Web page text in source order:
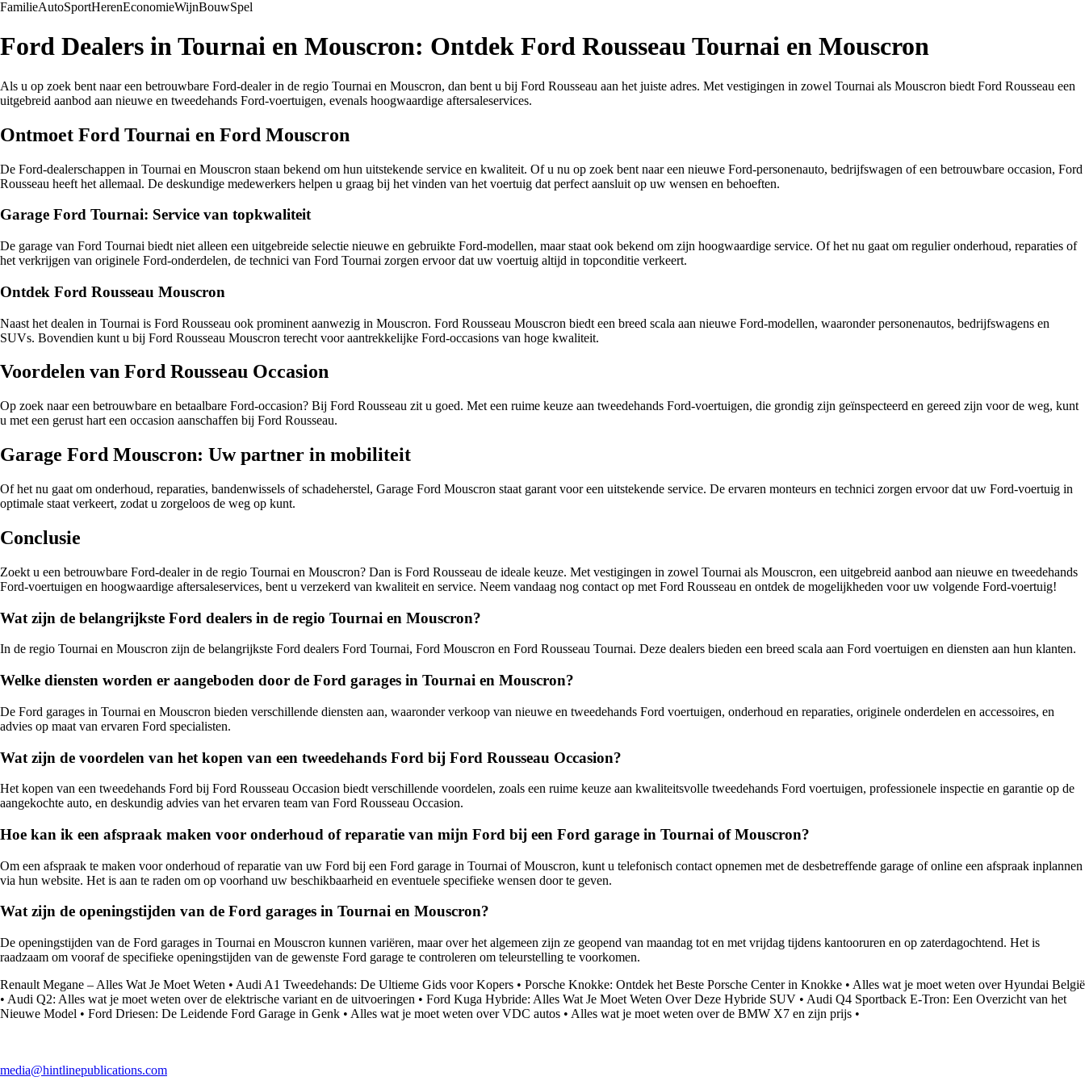
FamilieAutoSportHerenEconomieWijnBouwSpel
Ford Dealers in Tournai en Mouscron: Ontdek Ford Rousseau Tournai en Mouscron
Als u op zoek bent naar een betrouwbare Ford-dealer in de regio Tournai en Mouscron, dan bent u bij Ford Rousseau aan het juiste adres. Met vestigingen in zowel Tournai als Mouscron biedt Ford Rousseau een
uitgebreid aanbod aan nieuwe en tweedehands Ford-voertuigen, evenals hoogwaardige aftersaleservices.
Ontmoet Ford Tournai en Ford Mouscron
De Ford-dealerschappen in Tournai en Mouscron staan bekend om hun uitstekende service en kwaliteit. Of u nu op zoek bent naar een nieuwe Ford-personenauto, bedrijfswagen of een betrouwbare occasion, Ford
Rousseau heeft het allemaal. De deskundige medewerkers helpen u graag bij het vinden van het voertuig dat perfect aansluit op uw wensen en behoeften.
Garage Ford Tournai: Service van topkwaliteit
De garage van Ford Tournai biedt niet alleen een uitgebreide selectie nieuwe en gebruikte Ford-modellen, maar staat ook bekend om zijn hoogwaardige service. Of het nu gaat om regulier onderhoud, reparaties of
het verkrijgen van originele Ford-onderdelen, de technici van Ford Tournai zorgen ervoor dat uw voertuig altijd in topconditie verkeert.
Ontdek Ford Rousseau Mouscron
Naast het dealen in Tournai is Ford Rousseau ook prominent aanwezig in Mouscron. Ford Rousseau Mouscron biedt een breed scala aan nieuwe Ford-modellen, waaronder personenautos, bedrijfswagens en
SUVs. Bovendien kunt u bij Ford Rousseau Mouscron terecht voor aantrekkelijke Ford-occasions van hoge kwaliteit.
Voordelen van Ford Rousseau Occasion
Op zoek naar een betrouwbare en betaalbare Ford-occasion? Bij Ford Rousseau zit u goed. Met een ruime keuze aan tweedehands Ford-voertuigen, die grondig zijn geïnspecteerd en gereed zijn voor de weg, kunt
u met een gerust hart een occasion aanschaffen bij Ford Rousseau.
Garage Ford Mouscron: Uw partner in mobiliteit
Of het nu gaat om onderhoud, reparaties, bandenwissels of schadeherstel, Garage Ford Mouscron staat garant voor een uitstekende service. De ervaren monteurs en technici zorgen ervoor dat uw Ford-voertuig in
optimale staat verkeert, zodat u zorgeloos de weg op kunt.
Conclusie
Zoekt u een betrouwbare Ford-dealer in de regio Tournai en Mouscron? Dan is Ford Rousseau de ideale keuze. Met vestigingen in zowel Tournai als Mouscron, een uitgebreid aanbod aan nieuwe en tweedehands
Ford-voertuigen en hoogwaardige aftersaleservices, bent u verzekerd van kwaliteit en service. Neem vandaag nog contact op met Ford Rousseau en ontdek de mogelijkheden voor uw volgende Ford-voertuig!
Wat zijn de belangrijkste Ford dealers in de regio Tournai en Mouscron?
In de regio Tournai en Mouscron zijn de belangrijkste Ford dealers Ford Tournai, Ford Mouscron en Ford Rousseau Tournai. Deze dealers bieden een breed scala aan Ford voertuigen en diensten aan hun klanten.
Welke diensten worden er aangeboden door de Ford garages in Tournai en Mouscron?
De Ford garages in Tournai en Mouscron bieden verschillende diensten aan, waaronder verkoop van nieuwe en tweedehands Ford voertuigen, onderhoud en reparaties, originele onderdelen en accessoires, en
advies op maat van ervaren Ford specialisten.
Wat zijn de voordelen van het kopen van een tweedehands Ford bij Ford Rousseau Occasion?
Het kopen van een tweedehands Ford bij Ford Rousseau Occasion biedt verschillende voordelen, zoals een ruime keuze aan kwaliteitsvolle tweedehands Ford voertuigen, professionele inspectie en garantie op de
aangekochte auto, en deskundig advies van het ervaren team van Ford Rousseau Occasion.
Hoe kan ik een afspraak maken voor onderhoud of reparatie van mijn Ford bij een Ford garage in Tournai of Mouscron?
Om een afspraak te maken voor onderhoud of reparatie van uw Ford bij een Ford garage in Tournai of Mouscron, kunt u telefonisch contact opnemen met de desbetreffende garage of online een afspraak inplannen
via hun website. Het is aan te raden om op voorhand uw beschikbaarheid en eventuele specifieke wensen door te geven.
Wat zijn de openingstijden van de Ford garages in Tournai en Mouscron?
De openingstijden van de Ford garages in Tournai en Mouscron kunnen variëren, maar over het algemeen zijn ze geopend van maandag tot en met vrijdag tijdens kantooruren en op zaterdagochtend. Het is
raadzaam om vooraf de specifieke openingstijden van de gewenste Ford garage te controleren om teleurstelling te voorkomen.
Renault Megane – Alles Wat Je Moet Weten • Audi A1 Tweedehands: De Ultieme Gids voor Kopers • Porsche Knokke: Ontdek het Beste Porsche Center in Knokke • Alles wat je moet weten over Hyundai België
• Audi Q2: Alles wat je moet weten over de elektrische variant en de uitvoeringen • Ford Kuga Hybride: Alles Wat Je Moet Weten Over Deze Hybride SUV • Audi Q4 Sportback E-Tron: Een Overzicht van het
Nieuwe Model • Ford Driesen: De Leidende Ford Garage in Genk • Alles wat je moet weten over VDC autos • Alles wat je moet weten over de BMW X7 en zijn prijs •
media@hintlinepublications.com